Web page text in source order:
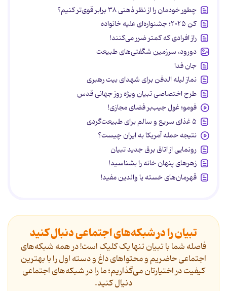
چطور خودمان را از نظر ذهنی ۳۸ برابر قوی‌تر کنیم؟
کن ۲۰۲۵؛ جشنواره‌ای علیه خانواده
راز افرادی که کمتر ضرر می‌کنند!
دورود، سرزمین شگفتی‌های طبیعت
جان فدا
نماز لیله الدفن برای شهدای بیت رهبری
طرح اختصاصی تبیان ویژه روز جهانی قدس
فومو؛ غول جیب‌بر فضای مجازی!
۵ غذای سریع و سالم برای طبیعت‌گردی
نتیجه حمله آمریکا به ایران چیست؟
رونمایی از اتاق برق جدید تبیان
زهرهای پنهان خانه را بشناسید!
قهرمان‌های خسته یا والدین مفید!
تبیان را در شبکه‌های اجتماعی دنبال کنید
فاصله شما با تبیان تنها یک کلیک است! در همه شبکه‌های
اجتماعی حاضریم و محتواهای داغ و دسته اول را با بهترین
کیفیت در اختیارتان می‌گذاریم؛ ما را در شبکه‌های اجتماعی
دنیال کنید.